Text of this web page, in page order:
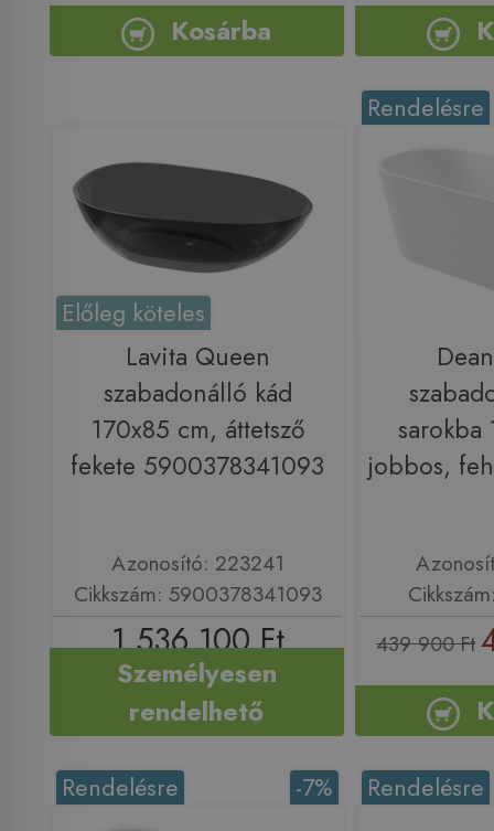
Kosárba
Előleg köteles
Lavita Queen
szabadonálló kád
170x85 cm, áttetsző
fekete 5900378341093
Azonosító: 223241
Cikkszám: 5900378341093
1 536 100 Ft
Személyesen
rendelhető
Rendelésre
sarokba
jobbos,
439 900 Ft
-7%
Rendelésre Rendelésre